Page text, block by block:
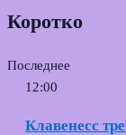
Коротко
Последнее
12:00
Клавенесс